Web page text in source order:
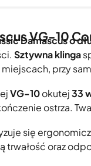
VG-10
Damascus o
Sztywna klinga
przy
VG-10okutej33
ostrza.
się
oraz